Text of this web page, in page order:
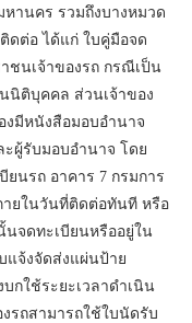
านคร รวมถึงบางหมวด
ดต่อ ได้แก่ ใบคู่มือจด
ชนเจ้าของรถ กรณีเป็น
นิติบุคคล ส่วนเจ้าของ
งมีหนังสือมอบอำนาจ
ผู้รับมอบอำนาจ โดย
นรถ อาคาร 7 กรมการ
ายในวันที่ติดต่อทันที หรือ
จดทะเบียนหรืออยู่ใน
แจ้งจัดส่งแผ่นป้าย
กใช้ระยะเวลาดำเนิน
งรถสามารถใช้ใบนัดรับ